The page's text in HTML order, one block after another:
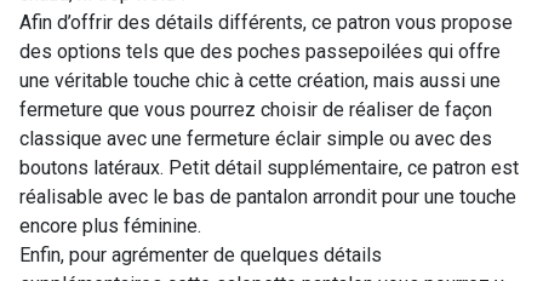
Afin d’offrir des détails différents, ce patron vous propose
des options tels que des poches passepoilées qui offre
une véritable touche chic à cette création, mais aussi une
fermeture que vous pourrez choisir de réaliser de façon
classique avec une fermeture éclair simple ou avec des
boutons latéraux. Petit détail supplémentaire, ce patron est
réalisable avec le bas de pantalon arrondit pour une touche
encore plus féminine.
Enfin, pour agrémenter de quelques détails